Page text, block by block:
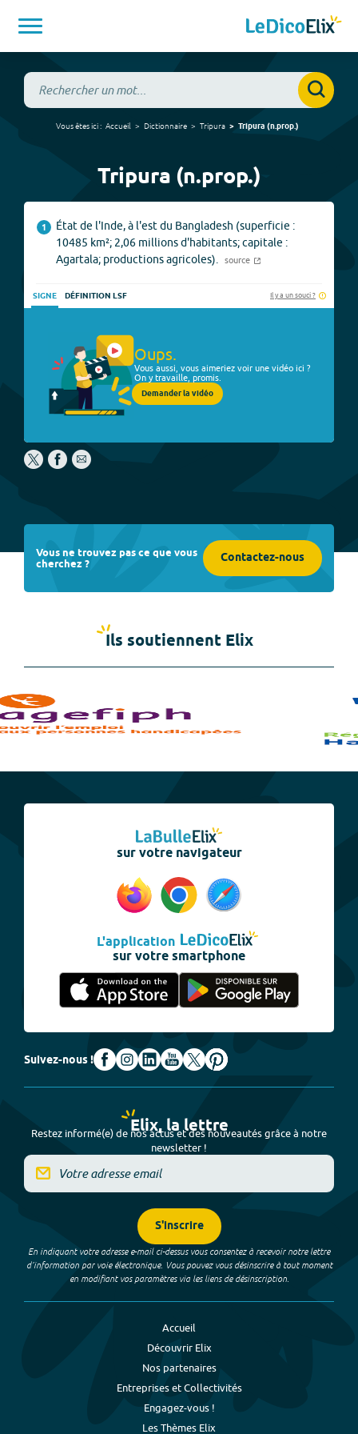
Vous êtes ici : Accueil Dictionnaire Tripura Tripura (n.prop.)
Tripura (n.prop.)
1
État de l'Inde, à l'est du Bangladesh (superficie :
10485 km²; 2,06 millions d'habitants; capitale :
Agartala; productions agricoles).
source
SIGNE DÉFINITION LSF Il y a un souci ?
Oups.
Vous aussi, vous aimeriez voir une vidéo ici ?
On y travaille, promis.
Demander la vidéo
Vous ne trouvez pas ce que vous
cherchez ? Contactez-nous
Ils soutiennent Elix
sur votre navigateur
L'application
sur votre smartphone
Suivez-nous !
Elix, la lettre
Restez informé(e) de nos actus et des nouveautés grâce à notre
newsletter !
S'inscrire
En indiquant votre adresse e-mail ci-dessus vous consentez à recevoir notre lettre
d’information par voie électronique. Vous pouvez vous désinscrire à tout moment
en modifiant vos paramètres via les liens de désinscription.
Accueil
Découvrir Elix
Nos partenaires
Entreprises et Collectivités
Engagez-vous !
Les Thèmes Elix